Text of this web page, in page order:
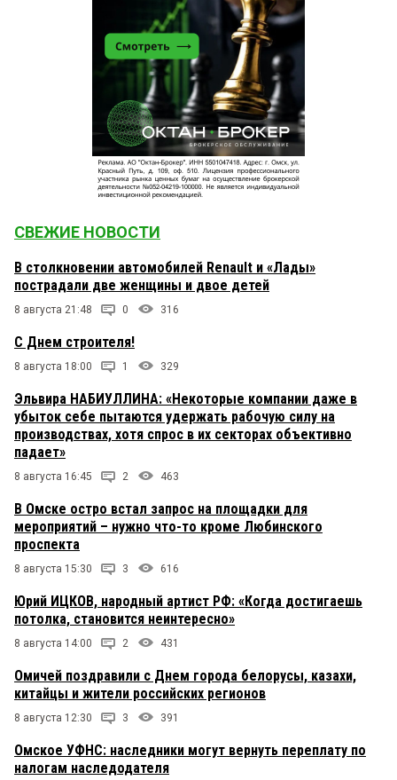
СВЕЖИЕ НОВОСТИ
В столкновении автомобилей Renault и «Лады»
пострадали две женщины и двое детей
8 августа 21:48 0 316
С Днем строителя!
8 августа 18:00 1 329
Эльвира НАБИУЛЛИНА: «Некоторые компании даже в
убыток себе пытаются удержать рабочую силу на
производствах, хотя спрос в их секторах объективно
падает»
8 августа 16:45 2 463
В Омске остро встал запрос на площадки для
мероприятий – нужно что-то кроме Любинского
проспекта
8 августа 15:30 3 616
Юрий ИЦКОВ, народный артист РФ: «Когда достигаешь
потолка, становится неинтересно»
8 августа 14:00 2 431
Омичей поздравили с Днем города белорусы, казахи,
китайцы и жители российских регионов
8 августа 12:30 3 391
Омское УФНС: наследники могут вернуть переплату по
налогам наследодателя